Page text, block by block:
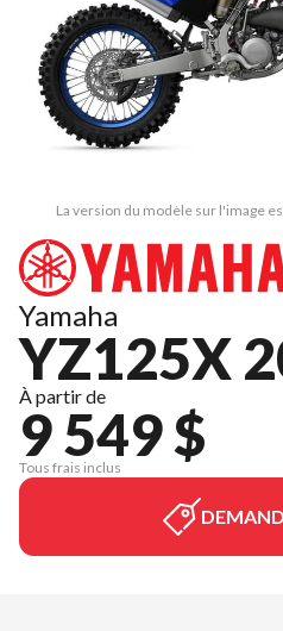
La version du modèle sur l'image
Yamaha
YZ125X
À partir de
9 549 $
Tous frais inclus